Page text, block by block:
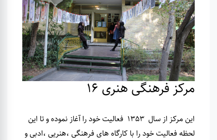
مرکز فرهنگی هنری 16
این مرکز از سال 1353 فعالیت خود را آغاز نموده و تا این
لحظه فعالیت خود را با کارگاه های فرهنگی ،هنریی ،ادبی و